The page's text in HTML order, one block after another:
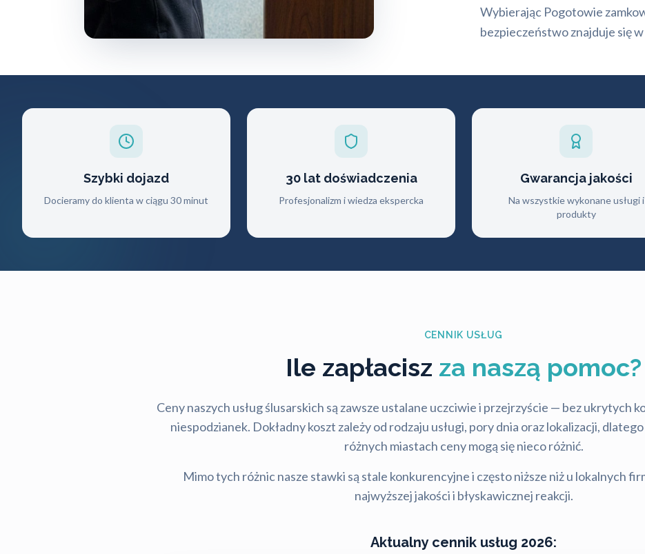
Wybierając Pogotowie
bezpieczeństwo znajduje się
Szybki dojazd
Docieramy do klienta w ciągu 30 minut
30 lat doświadczenia
Profesjonalizm i wiedza ekspercka
Gwarancja jakości
Na wszystkie wykonane usługi i
produkty
CENNIK USŁUG
Ile zapłacisz za naszą pomoc?
Ceny naszych usług ślusarskich są zawsze ustalane uczciwie i przejrzyście — bez ukrytych
niespodzianek. Dokładny koszt zależy od rodzaju usługi, pory dnia oraz lokalizacji,
różnych miastach ceny mogą się nieco różnić.
Mimo tych różnic nasze stawki są stale konkurencyjne i często niższe niż u lokalnych
najwyższej jakości i błyskawicznej reakcji.
Aktualny cennik usług 2026: